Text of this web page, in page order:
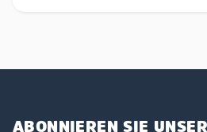
ABONNIEREN SIE